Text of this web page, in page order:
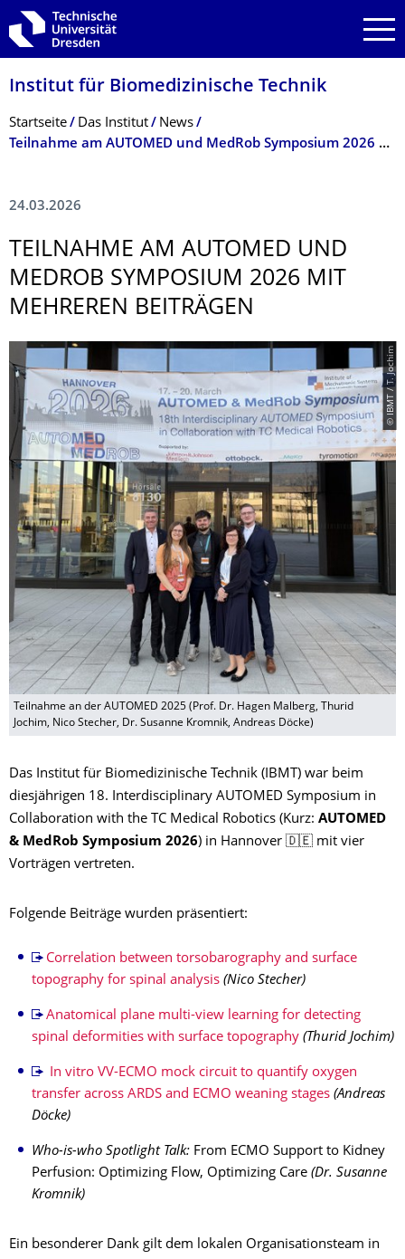
Zur Hauptnavigation springen
Zur Suche springen
Zum Inhalt springen
Institut für Biomedizinische Technik
Breadcrumb-Menü
Startseite Das Institut
News
Teilnahme am AUTOMED und MedRob Symposium 2026 mit mehreren Beiträgen
24.03.2026
TEILNAHME AM AUTOMED UND
MEDROB SYMPOSIUM 2026 MIT
MEHREREN BEITRÄGEN
© IBMT / T. Jochim
Teilnahme an der AUTOMED 2025 (Prof. Dr. Hagen Malberg, Thurid
Jochim, Nico Stecher, Dr. Susanne Kromnik, Andreas Döcke)
Das Institut für Biomedizinische Technik (IBMT) war beim
diesjährigen 18. Interdisciplinary AUTOMED Symposium in
Collaboration with the TC Medical Robotics (Kurz: AUTOMED
& MedRob Symposium 2026) in Hannover 🇩🇪 mit vier
Vorträgen vertreten.
Folgende Beiträge wurden präsentiert:
Correlation between torsobarography and surface
topography for spinal analysis (Nico Stecher)
Anatomical plane multi-view learning for detecting
spinal deformities with surface topography (Thurid Jochim)
In vitro VV-ECMO mock circuit to quantify oxygen
transfer across ARDS and ECMO weaning stages (Andreas
Döcke)
Who-is-who Spotlight Talk: From ECMO Support to Kidney
Perfusion: Optimizing Flow, Optimizing Care (Dr. Susanne
Kromnik)
Ein besonderer Dank gilt dem lokalen Organisationsteam in